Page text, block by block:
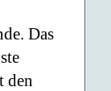
Das
den